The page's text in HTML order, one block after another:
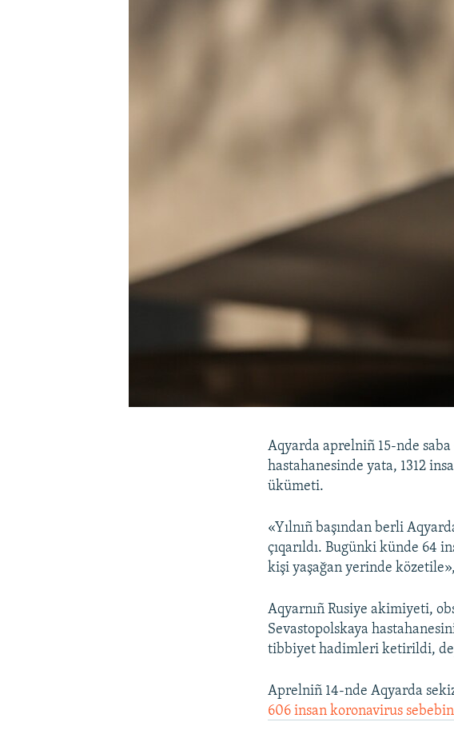
Aqyarda aprelniñ 15-nde
hastahanesinde yata, 1312
ükümeti.
«Yılnıñ başından berli
çıqarıldı. Bugünki künde 64
kişi yaşağan yerinde
Aqyarnıñ Rusiye akimiyeti,
Sevastopolskaya
tibbiyet hadimleri ketirildi,
Aprelniñ 14-nde Aqyarda
606 insan koronavirus